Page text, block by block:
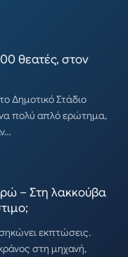
θεατές, στον
Δημοτικό Στάδιο
πολύ απλό ερώτημα,
– Στη λακκούβα
εκπτώσεις.
στη μηχανή,